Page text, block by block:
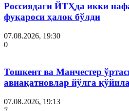
Россиядаги ЙТҲда икки
фуқароси ҳалок бўлди
07.08.2026, 19:30
0
Тошкент ва Манчестер
авиақатновлар йўлга
07.08.2026, 19:13